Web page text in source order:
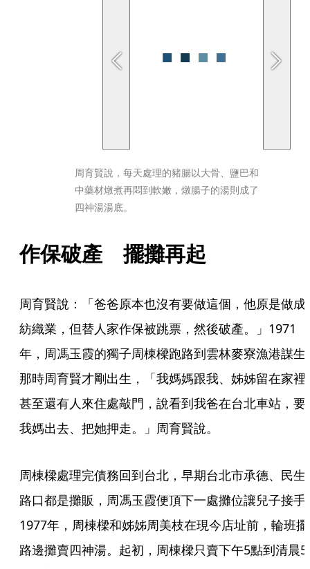
周育賢說，每天處理的豬腸以大骨、鹽巴和
中藥材燉煮再悶到軟嫩，燉腸子的湯則成了
四神湯湯底。
作保破產　擺攤再起
周育賢說：「爸爸原本也沒有要做這個，他原是做成
紡織業，但替人家作保被跳票，然後破產。」1971
年，周馮玉霞的獨子周棟樑跑路到雲林麥寮漁港謀生
那時周育賢才剛出生，「我媽媽跟我、姊姊留在家裡
甚至還有人來住處敲門，說看到我爸在台北車站，要
我媽出去、把她押走。」周育賢說。
周棟樑處理完債務回到台北，早期台北市承德、民生
路口都是攤販，周馮玉霞便頂下一處攤位讓兒子接手
1977年，周棟樑和姊姊周美枝在現今店址前，輪班擺
路邊攤賣四神湯。起初，周棟樑只賣下午5點到清晨5